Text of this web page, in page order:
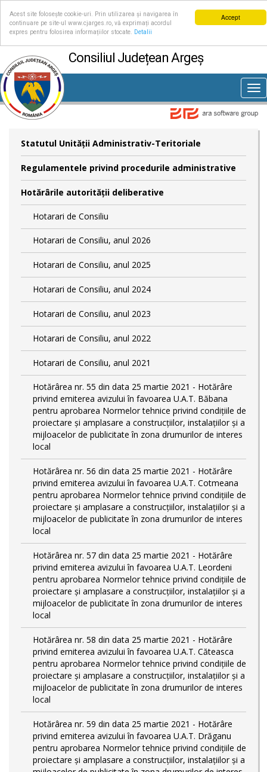
Accept
Acest site folosește cookie-uri. Prin utilizarea și navigarea în
continuare pe site-ul www.cjarges.ro, vă exprimați acordul
expres pentru folosirea informațiilor stocate.
Detalii
Consiliul Județean Argeș
Statutul Unităţii Administrativ-Teritoriale
Regulamentele privind procedurile administrative
Hotărârile autorităţii deliberative
Hotarari de Consiliu
Hotarari de Consiliu, anul 2026
Hotarari de Consiliu, anul 2025
Hotarari de Consiliu, anul 2024
Hotarari de Consiliu, anul 2023
Hotarari de Consiliu, anul 2022
Hotarari de Consiliu, anul 2021
Hotărârea nr. 55 din data 25 martie 2021 - Hotărâre
privind emiterea avizului în favoarea U.A.T. Băbana
pentru aprobarea Normelor tehnice privind condiţiile de
proiectare şi amplasare a construcţiilor, instalaţiilor şi a
mijloacelor de publicitate în zona drumurilor de interes
local
Hotărârea nr. 56 din data 25 martie 2021 - Hotărâre
privind emiterea avizului în favoarea U.A.T. Cotmeana
pentru aprobarea Normelor tehnice privind condiţiile de
proiectare şi amplasare a construcţiilor, instalaţiilor şi a
mijloacelor de publicitate în zona drumurilor de interes
local
Hotărârea nr. 57 din data 25 martie 2021 - Hotărâre
privind emiterea avizului în favoarea U.A.T. Leordeni
pentru aprobarea Normelor tehnice privind condiţiile de
proiectare şi amplasare a construcţiilor, instalaţiilor şi a
mijloacelor de publicitate în zona drumurilor de interes
local
Hotărârea nr. 58 din data 25 martie 2021 - Hotărâre
privind emiterea avizului în favoarea U.A.T. Căteasca
pentru aprobarea Normelor tehnice privind condiţiile de
proiectare şi amplasare a construcţiilor, instalaţiilor şi a
mijloacelor de publicitate în zona drumurilor de interes
local
Hotărârea nr. 59 din data 25 martie 2021 - Hotărâre
privind emiterea avizului în favoarea U.A.T. Drăganu
pentru aprobarea Normelor tehnice privind condiţiile de
proiectare şi amplasare a construcţiilor, instalaţiilor şi a